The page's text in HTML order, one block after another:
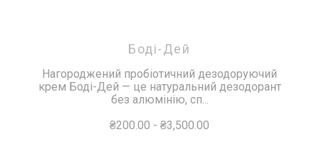
Боді-Дей
Нагороджений пробіотичний дезодоруючий
крем Боді-Дей — це натуральний дезодорант
без алюмінію, сп...
₴200.00 - ₴3,500.00